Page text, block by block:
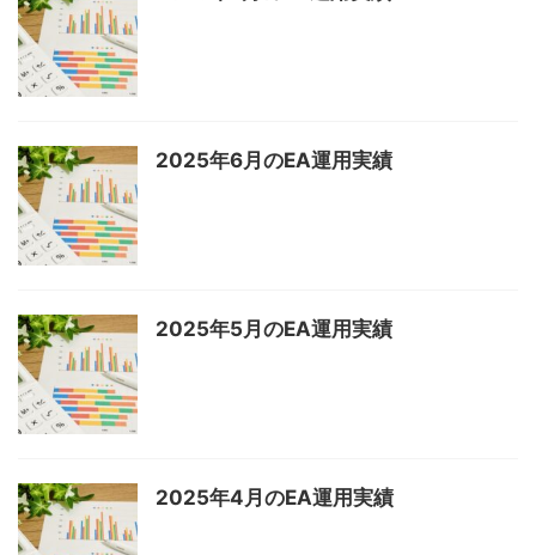
2025年6月のEA運用実績
2025年5月のEA運用実績
2025年4月のEA運用実績